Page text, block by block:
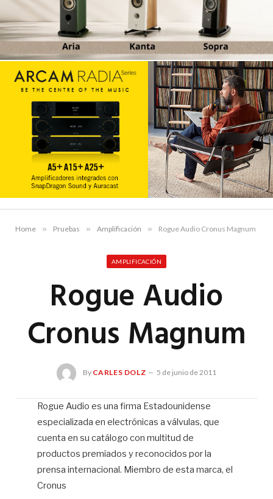
Home » Pruebas » Amplificación » Rogue Audio Cronus Magnum
AMPLIFICACIÓN
Rogue Audio
Cronus Magnum
By CARLES DOLZ 5 de junio de 2011
Rogue Audio es una firma Estadounidense
especializada en electrónicas a válvulas, que
cuenta en su catálogo con multitud de
productos premiados y reconocidos por la
prensa internacional. Miembro de esta marca, el
Cronus